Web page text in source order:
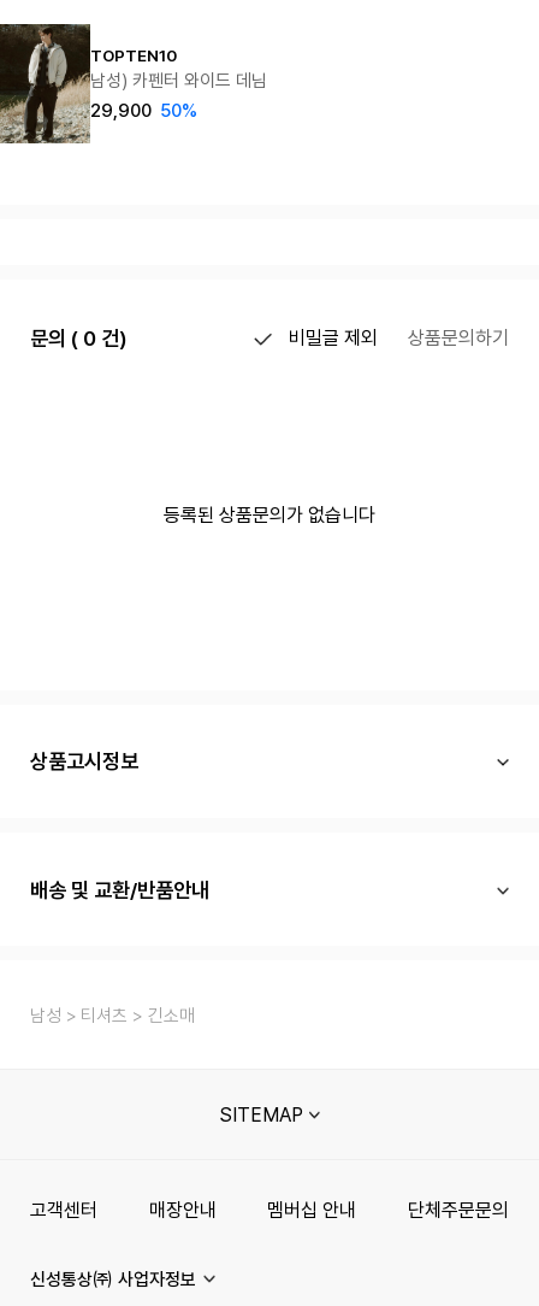
TOPTEN10
남성) 카펜터 와이드 데님
29,900 50%
문의 ( 0 건) 비밀글 제외 상품문의하기
등록된 상품문의가 없습니다
상품고시정보
배송 및 교환/반품안내
남성 티셔츠 긴소매
SITEMAP
고객센터 매장안내 멤버십 안내 단체주문문의
신성통상㈜ 사업자정보